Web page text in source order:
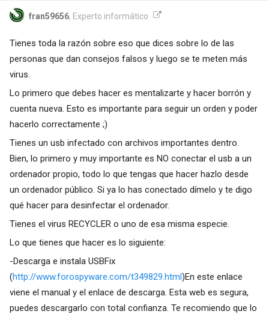
fran59656, Experto informático
Tienes toda la razón sobre eso que dices sobre lo de las
personas que dan consejos falsos y luego se te meten más
virus.
Lo primero que debes hacer es mentalizarte y hacer borrón y
cuenta nueva. Esto es importante para seguir un orden y poder
hacerlo correctamente ;)
Tienes un usb infectado con archivos importantes dentro.
Bien, lo primero y muy importante es NO conectar el usb a un
ordenador propio, todo lo que tengas que hacer hazlo desde
un ordenador público. Si ya lo has conectado dímelo y te digo
qué hacer para desinfectar el ordenador.
Tienes el virus RECYCLER o uno de esa misma especie.
Lo que tienes que hacer es lo siguiente:
-Descarga e instala USBFix
(http://www.forospyware.com/t349829.html)En este enlace
viene el manual y el enlace de descarga. Esta web es segura,
puedes descargarlo con total confianza. Te recomiendo que lo